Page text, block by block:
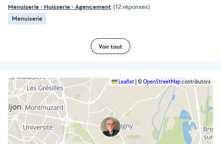
Menuiserie - Huisserie - Agencement (12 réponses)
Menuiserie
Voir tout
Leaflet ©OpenStreetMapcontributors